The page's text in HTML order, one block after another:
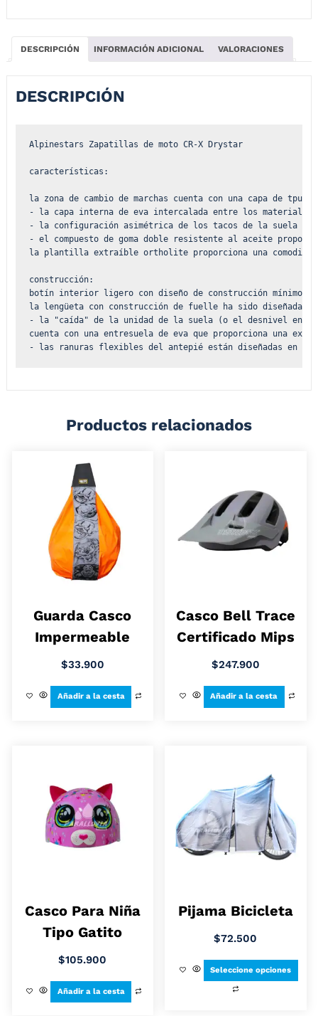
DESCRIPCIÓN INFORMACIÓN ADICIONAL VALORACIONES
DESCRIPCIÓN
Alpinestars Zapatillas de moto CR-X Drystar
características:
la zona de cambio de marchas cuenta con una capa de
- la capa interna de eva intercalada entre los materiales
- la configuración asimétrica de los tacos de la suela
- el compuesto de goma doble resistente al aceite
la plantilla extraíble ortholite proporciona una
construcción:
botín interior ligero con diseño de construcción mínimo
la lengüeta con construcción de fuelle ha sido diseñada
- la "caída" de la unidad de la suela (o el desnivel entre
cuenta con una entresuela de eva que proporciona una
- las ranuras flexibles del antepié están diseñadas en la
Productos relacionados
Guarda Casco
Impermeable
$33.900
Añadir a la cesta
Casco Bell Trace
Certificado Mips
$247.900
Añadir a la cesta
Casco Para Niña
Tipo Gatito
$105.900
Añadir a la cesta
Pijama Bicicleta
$72.500
Seleccione opciones